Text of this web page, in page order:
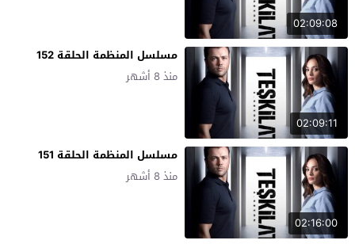
02:09:08
02:09:11
مسلسل المنظمة الحلقة 152
منذ 8 أشهر
02:16:00
مسلسل المنظمة الحلقة 151
منذ 8 أشهر